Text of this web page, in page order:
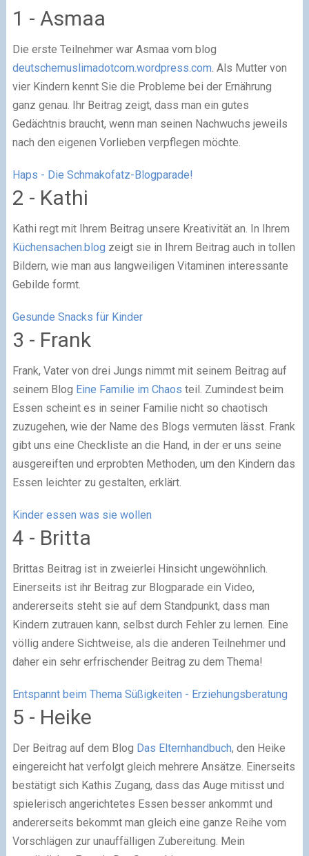
1 - Asmaa
Die erste Teilnehmer war Asmaa vom blog
deutschemuslimadotcom.wordpress.com. Als Mutter von
vier Kindern kennt Sie die Probleme bei der Ernährung
ganz genau. Ihr Beitrag zeigt, dass man ein gutes
Gedächtnis braucht, wenn man seinen Nachwuchs jeweils
nach den eigenen Vorlieben verpflegen möchte.
Haps - Die Schmakofatz-Blogparade!
2 - Kathi
Kathi regt mit Ihrem Beitrag unsere Kreativität an. In Ihrem
Küchensachen.blog zeigt sie in Ihrem Beitrag auch in tollen
Bildern, wie man aus langweiligen Vitaminen interessante
Gebilde formt.
Gesunde Snacks für Kinder
3 - Frank
Frank, Vater von drei Jungs nimmt mit seinem Beitrag auf
seinem Blog Eine Familie im Chaos teil. Zumindest beim
Essen scheint es in seiner Familie nicht so chaotisch
zuzugehen, wie der Name des Blogs vermuten lässt. Frank
gibt uns eine Checkliste an die Hand, in der er uns seine
ausgereiften und erprobten Methoden, um den Kindern das
Essen leichter zu gestalten, erklärt.
Kinder essen was sie wollen
4 - Britta
Brittas Beitrag ist in zweierlei Hinsicht ungewöhnlich.
Einerseits ist ihr Beitrag zur Blogparade ein Video,
andererseits steht sie auf dem Standpunkt, dass man
Kindern zutrauen kann, selbst durch Fehler zu lernen. Eine
völlig andere Sichtweise, als die anderen Teilnehmer und
daher ein sehr erfrischender Beitrag zu dem Thema!
Entspannt beim Thema Süßigkeiten - Erziehungsberatung
5 - Heike
Der Beitrag auf dem Blog Das Elternhandbuch, den Heike
eingereicht hat verfolgt gleich mehrere Ansätze. Einerseits
bestätigt sich Kathis Zugang, dass das Auge mitisst und
spielerisch angerichtetes Essen besser ankommt und
andererseits bekommt man gleich eine ganze Reihe vom
Vorschlägen zur unauffälligen Zubereitung. Mein